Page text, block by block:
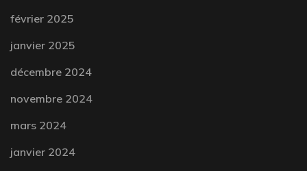
février 2025
janvier 2025
décembre 2024
novembre 2024
mars 2024
janvier 2024